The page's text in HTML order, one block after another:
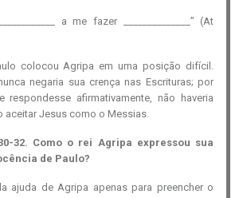
a me fazer
” (At
colocou Agripa em uma posição difícil.
negaria sua crença nas Escrituras; por
respondesse afirmativamente, não haveria
aceitar Jesus como o Messias.
32. Como o rei Agripa expressou sua
de Paulo?
ajuda de Agripa apenas para preencher o